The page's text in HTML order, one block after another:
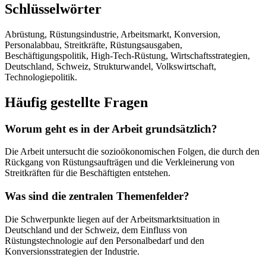
Schlüsselwörter
Abrüstung, Rüstungsindustrie, Arbeitsmarkt, Konversion,
Personalabbau, Streitkräfte, Rüstungsausgaben,
Beschäftigungspolitik, High-Tech-Rüstung, Wirtschaftsstrategien,
Deutschland, Schweiz, Strukturwandel, Volkswirtschaft,
Technologiepolitik.
Häufig gestellte Fragen
Worum geht es in der Arbeit grundsätzlich?
Die Arbeit untersucht die sozioökonomischen Folgen, die durch den
Rückgang von Rüstungsaufträgen und die Verkleinerung von
Streitkräften für die Beschäftigten entstehen.
Was sind die zentralen Themenfelder?
Die Schwerpunkte liegen auf der Arbeitsmarktsituation in
Deutschland und der Schweiz, dem Einfluss von
Rüstungstechnologie auf den Personalbedarf und den
Konversionsstrategien der Industrie.